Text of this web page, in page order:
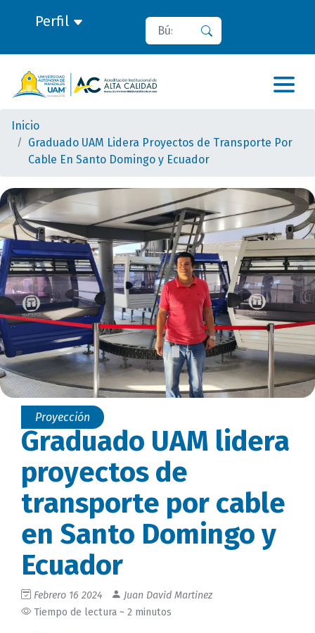
Perfil Buscar
Inicio
Graduado UAM Lidera Proyectos de Transporte Por
Cable En Santo Domingo y Ecuador
Proyección
Graduado UAM lidera
proyectos de
transporte por cable
en Santo Domingo y
Ecuador
Febrero 16 2024
Juan David Martinez
Tiempo de lectura ~ 2 minutos